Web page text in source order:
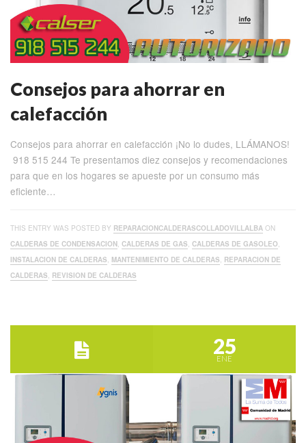
Consejos para ahorrar en
calefacción
Consejos para ahorrar en calefacción ¡No lo dudes, LLÁMANOS!
918 515 244 Te presentamos diez consejos y recomendaciones
para que en los hogares se apueste por un consumo más
eficiente…
THIS ENTRY WAS POSTED BY REPARACIONCALDERASCOLLADOVILLALBA ON
CALDERAS DE CONDENSACION CALDERAS DE GAS CALDERAS DE GASOLEO
INSTALACION DE CALDERAS MANTENIMIENTO DE CALDERAS REPARACION DE
CALDERAS REVISION DE CALDERAS
25
ENE